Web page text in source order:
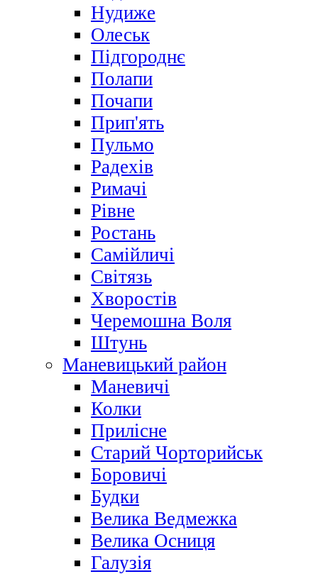
Нудиже
Олеськ
Підгороднє
Полапи
Почапи
Прип'ять
Пульмо
Радехів
Римачі
Рівне
Ростань
Самійличі
Світязь
Хворостів
Черемошна Воля
Штунь
Маневицький район
Маневичі
Колки
Прилісне
Старий Чорторийськ
Боровичі
Будки
Велика Ведмежка
Велика Осниця
Галузія